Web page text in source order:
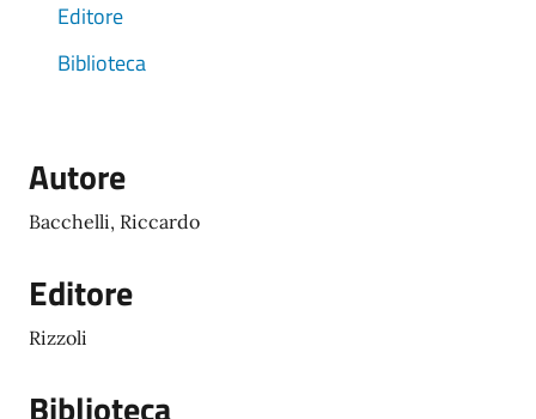
Editore
Biblioteca
Autore
Bacchelli, Riccardo
Editore
Rizzoli